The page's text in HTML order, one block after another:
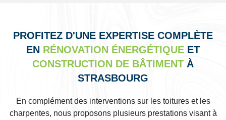
PROFITEZ D'UNE EXPERTISE COMPLÈTE
EN RÉNOVATION ÉNERGÉTIQUE ET
CONSTRUCTION DE BÂTIMENT À
STRASBOURG
En complément des interventions sur les toitures et les
charpentes, nous proposons plusieurs prestations visant à